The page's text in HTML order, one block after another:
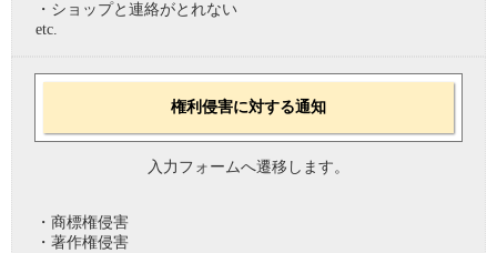
・ショップと連絡がとれない
etc.
権利侵害に対する通知
入力フォームへ遷移します。
・商標権侵害
・著作権侵害